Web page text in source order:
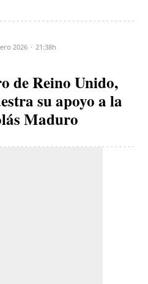
2026 21:38h
de Reino Unido,
su apoyo a la
Maduro